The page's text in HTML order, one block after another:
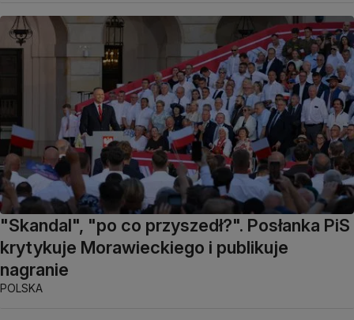
"Skandal", "po co przyszedł?". Posłanka PiS
krytykuje Morawieckiego i publikuje
nagranie
POLSKA